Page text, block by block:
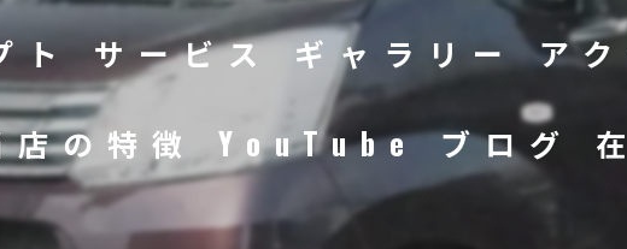
ト サービス ギャラリー ア
店の特徴 YouTube ブログ